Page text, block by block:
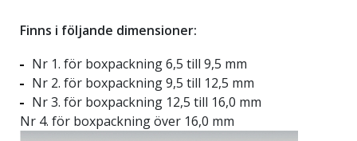
Finns i följande dimensioner:
Nr 1. för boxpackning 6,5 till 9,5 mm
Nr 2. för boxpackning 9,5 till 12,5 mm
Nr 3. för boxpackning 12,5 till 16,0 mm
Nr 4. för boxpackning över 16,0 mm